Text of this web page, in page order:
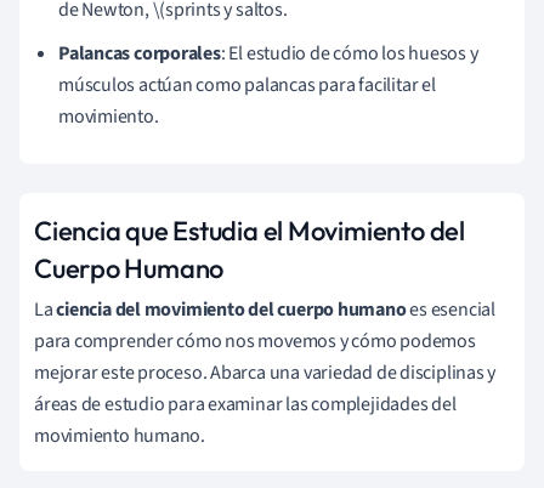
de Newton, \(sprints y saltos.
Palancas corporales: El estudio de cómo los huesos y
músculos actúan como palancas para facilitar el
movimiento.
Ciencia que Estudia el Movimiento del
Cuerpo Humano
Laciencia del movimiento del cuerpo humanoes esencial
para comprender cómo nos movemos y cómo podemos
mejorar este proceso. Abarca una variedad de disciplinas y
áreas de estudio para examinar las complejidades del
movimiento humano.